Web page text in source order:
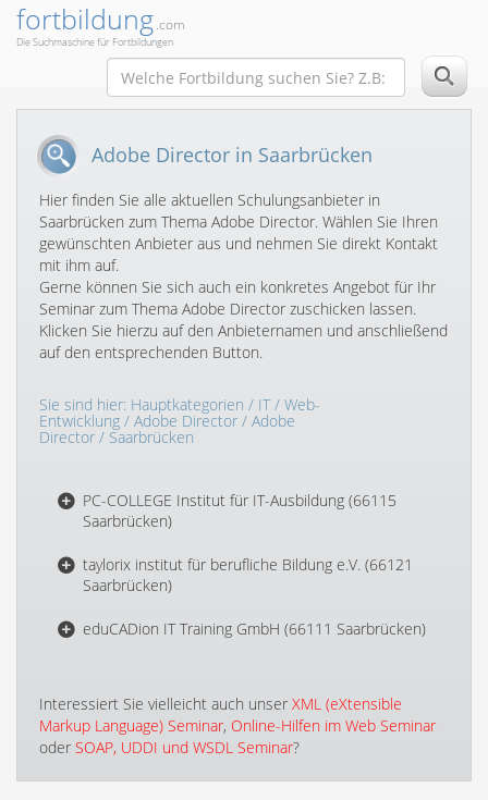
fortbildung.com
Die Suchmaschine für Fortbildungen
Adobe Director in Saarbrücken
Hier finden Sie alle aktuellen Schulungsanbieter in
Saarbrücken zum Thema Adobe Director. Wählen Sie Ihren
gewünschten Anbieter aus und nehmen Sie direkt Kontakt
mit ihm auf.
Gerne können Sie sich auch ein konkretes Angebot für Ihr
Seminar zum Thema Adobe Director zuschicken lassen.
Klicken Sie hierzu auf den Anbieternamen und anschließend
auf den entsprechenden Button.
Sie sind hier: Hauptkategorien / IT/ Web-
Entwicklung / Adobe Director / Adobe
Director / Saarbrücken
PC-COLLEGE Institut für IT-Ausbildung (66115
Saarbrücken)
taylorix institut für berufliche Bildung e.V. (66121
Saarbrücken)
eduCADion IT Training GmbH (66111 Saarbrücken)
Interessiert Sie vielleicht auch unser XML (eXtensible
Markup Language) Seminar, Online-Hilfen im Web Seminar
oder SOAP, UDDI und WSDL Seminar?